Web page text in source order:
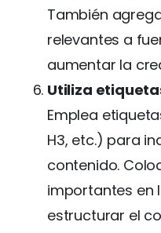
También
relevantes a
aumentar la
Utiliza
Emplea
H3, etc.) para
contenido.
importantes en
estructurar el